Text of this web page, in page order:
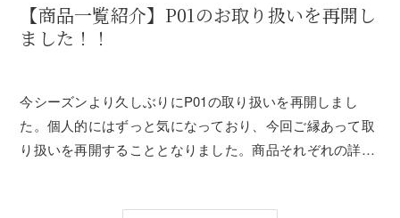
【商品一覧紹介】P01のお取り扱いを再開し
ました！！
今シーズンより久しぶりにP01の取り扱いを再開しまし
た。個人的にはずっと気になっており、今回ご縁あって取
り扱いを再開することとなりました。商品それぞれの詳し